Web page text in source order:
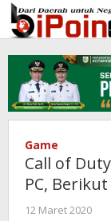
Lewati
ke
konten
Game
Call of
PC,
12 Maret 2020